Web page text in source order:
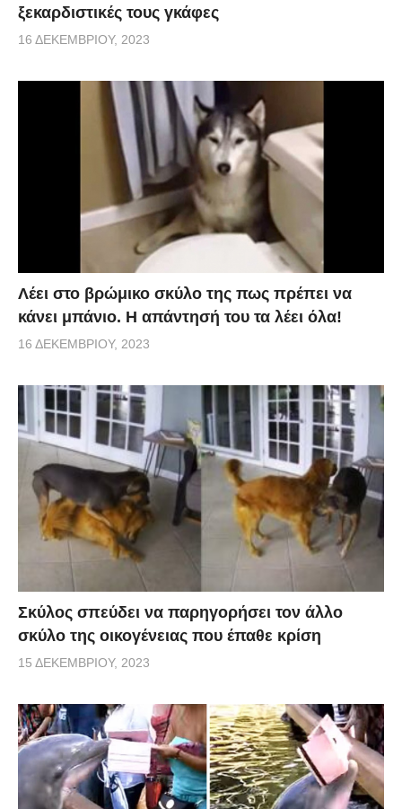
ξεκαρδιστικές τους γκάφες
16 ΔΕΚΕΜΒΡΊΟΥ, 2023
Λέει στο βρώμικο σκύλο της πως πρέπει να
κάνει μπάνιο. Η απάντησή του τα λέει όλα!
16 ΔΕΚΕΜΒΡΊΟΥ, 2023
Σκύλος σπεύδει να παρηγορήσει τον άλλο
σκύλο της οικογένειας που έπαθε κρίση
15 ΔΕΚΕΜΒΡΊΟΥ, 2023